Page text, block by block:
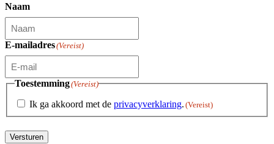
Naam
E-mailadres(Vereist)
Toestemming(Vereist)
Ik ga akkoord met de privacyverklaring. (Vereist)
Versturen